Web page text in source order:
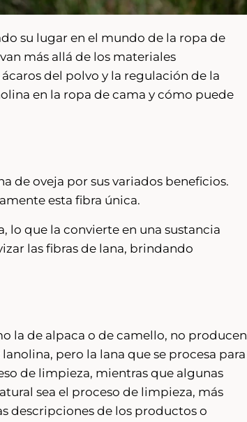
su lugar en el mundo de la ropa de
más allá de los materiales
del polvo y la regulación de la
en la ropa de cama y cómo puede
de oveja por sus variados beneficios.
esta fibra única.
lo que la convierte en una sustancia
las fibras de lana, brindando
la de alpaca o de camello, no producen
pero la lana que se procesa para
de limpieza, mientras que algunas
sea el proceso de limpieza, más
descripciones de los productos o